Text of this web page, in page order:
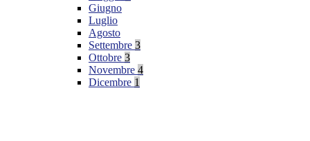
Giugno
Luglio
Agosto
Settembre 3
Ottobre 3
Novembre 4
Dicembre 1